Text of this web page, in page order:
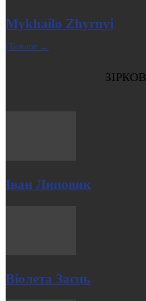
Mykhailo Zhyrnyi
| Більше →
Іван Липовик
Віолета Заєць